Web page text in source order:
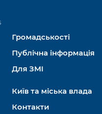
Громадськості
Публічна інформація
Для ЗМІ
Київ та міська влада
Контакти